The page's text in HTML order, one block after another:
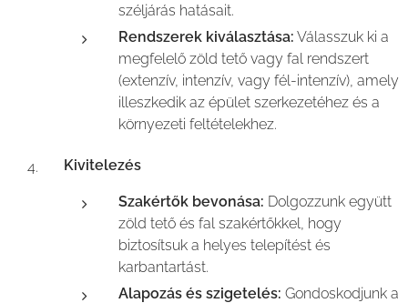
széljárás hatásait.
Rendszerek kiválasztása: Válasszuk ki a
megfelelő zöld tető vagy fal rendszert
(extenzív, intenzív, vagy fél-intenzív), amely
illeszkedik az épület szerkezetéhez és a
környezeti feltételekhez.
Kivitelezés
Szakértők bevonása: Dolgozzunk együtt
zöld tető és fal szakértőkkel, hogy
biztosítsuk a helyes telepítést és
karbantartást.
Alapozás és szigetelés: Gondoskodjunk a